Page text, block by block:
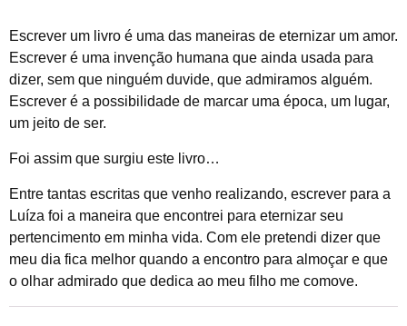
Escrever um livro é uma das maneiras de eternizar um amor.
Escrever é uma invenção humana que ainda usada para
dizer, sem que ninguém duvide, que admiramos alguém.
Escrever é a possibilidade de marcar uma época, um lugar,
um jeito de ser.
Foi assim que surgiu este livro…
Entre tantas escritas que venho realizando, escrever para a
Luíza foi a maneira que encontrei para eternizar seu
pertencimento em minha vida. Com ele pretendi dizer que
meu dia fica melhor quando a encontro para almoçar e que
o olhar admirado que dedica ao meu filho me comove.